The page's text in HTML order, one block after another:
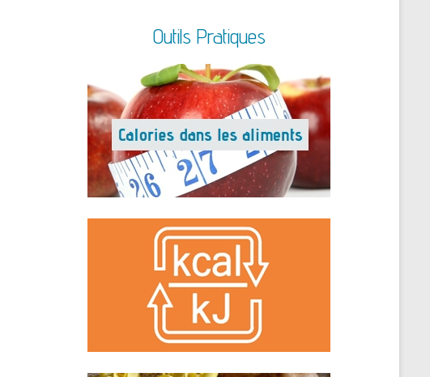
Outils Pratiques